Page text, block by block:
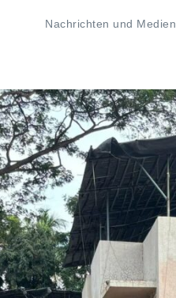
Nachrichten und Medien